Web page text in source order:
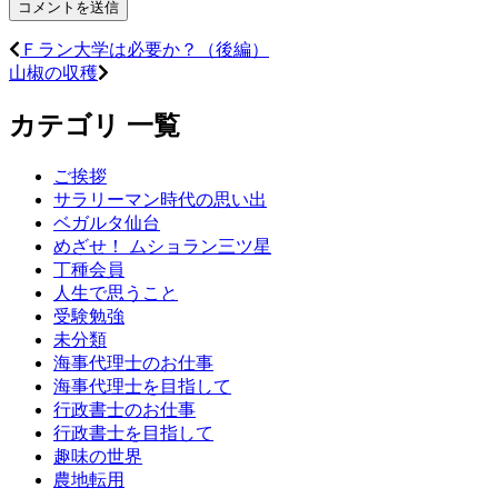
Ｆラン大学は必要か？（後編）
山椒の収穫
カテゴリ 一覧
ご挨拶
サラリーマン時代の思い出
ベガルタ仙台
めざせ！ ムショラン三ツ星
丁種会員
人生で思うこと
受験勉強
未分類
海事代理士のお仕事
海事代理士を目指して
行政書士のお仕事
行政書士を目指して
趣味の世界
農地転用